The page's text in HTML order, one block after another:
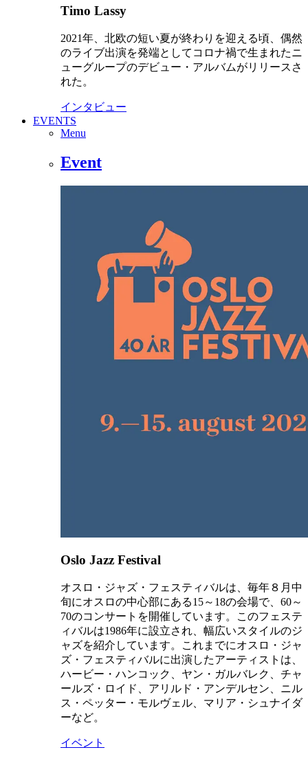
Timo Lassy
2021年、北欧の短い夏が終わりを迎える頃、偶然
のライブ出演を発端としてコロナ禍で生まれたニ
ューグループのデビュー・アルバムがリリースさ
れた。
インタビュー
EVENTS
Menu
Event
Oslo Jazz Festival
オスロ・ジャズ・フェスティバルは、毎年８月中
旬にオスロの中心部にある15～18の会場で、60～
70のコンサートを開催しています。このフェステ
ィバルは1986年に設立され、幅広いスタイルのジ
ャズを紹介しています。これまでにオスロ・ジャ
ズ・フェスティバルに出演したアーティストは、
ハービー・ハンコック、ヤン・ガルバレク、チャ
ールズ・ロイド、アリルド・アンデルセン、ニル
ス・ペッター・モルヴェル、マリア・シュナイダ
ーなど。
イベント